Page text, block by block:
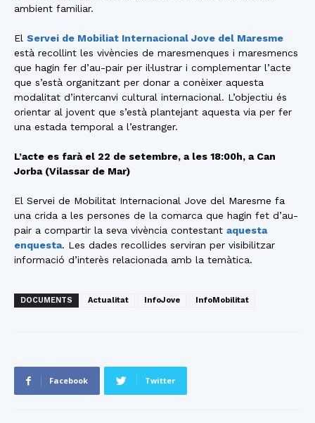
ambient familiar.
El Servei de Mobiliat Internacional Jove del Maresme
està recollint les vivències de maresmenques i maresmencs
que hagin fer d’au-pair per il·lustrar i complementar l’acte
que s’està organitzant per donar a conèixer aquesta
modalitat d’intercanvi cultural internacional. L’objectiu és
orientar al jovent que s’està plantejant aquesta via per fer
una estada temporal a l’estranger.
L’acte es farà el 22 de setembre, a les 18:00h, a Can
Jorba (Vilassar de Mar)
El Servei de Mobilitat Internacional Jove del Maresme fa
una crida a les persones de la comarca que hagin fet d’au-
pair a compartir la seva vivència contestant aquesta
enquesta. Les dades recollides serviran per visibilitzar
informació d’interès relacionada amb la temàtica.
DOCUMENTS Actualitat InfoJove InfoMobilitat
Facebook Twitter